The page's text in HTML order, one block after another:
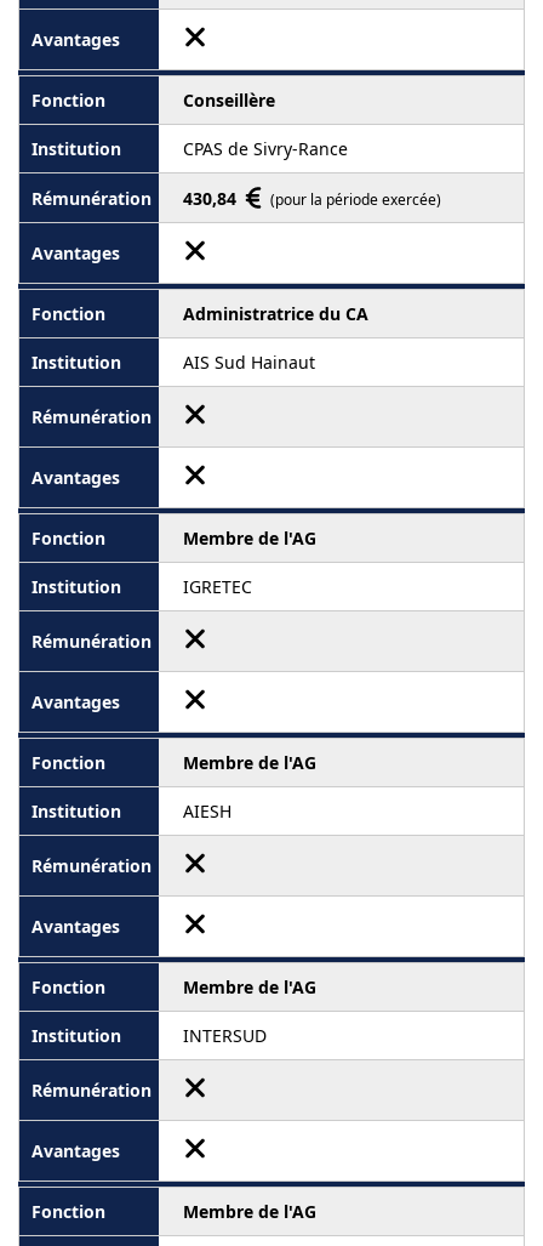
Conseillère
CPAS de Sivry-Rance
430,84 (pour la période exercée)
Administratrice du CA
AIS Sud Hainaut
Membre de l'AG
IGRETEC
Membre de l'AG
AIESH
Membre de l'AG
INTERSUD
Membre de l'AG